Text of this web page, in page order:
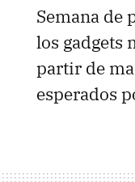
Semana de
los gadgets
partir de
esperados